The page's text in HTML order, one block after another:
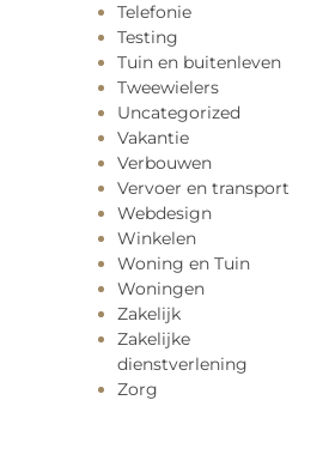
Telefonie
Testing
Tuin en buitenleven
Tweewielers
Uncategorized
Vakantie
Verbouwen
Vervoer en transport
Webdesign
Winkelen
Woning en Tuin
Woningen
Zakelijk
Zakelijke
dienstverlening
Zorg